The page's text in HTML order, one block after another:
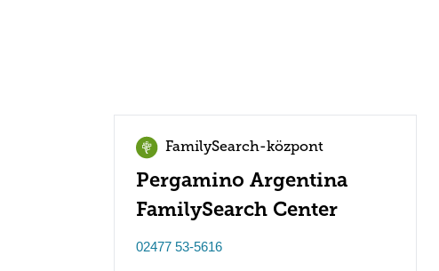
FamilySearch-központ
Pergamino Argentina
FamilySearch Center
02477 53-5616